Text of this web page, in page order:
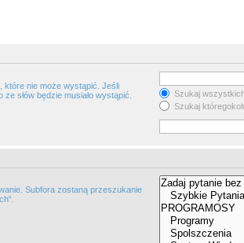
które nie może wystąpić. Jeśli
słów będzie musiało wystąpić.
Szukaj
Szukaj
Subfora zostaną przeszukanie